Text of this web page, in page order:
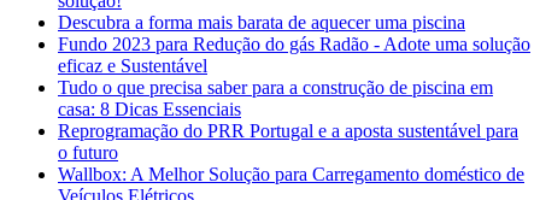
Descubra a forma mais barata de aquecer uma piscina
Fundo 2023 para Redução do gás Radão - Adote uma solução
eficaz e Sustentável
Tudo o que precisa saber para a construção de piscina em
casa: 8 Dicas Essenciais
Reprogramação do PRR Portugal e a aposta sustentável para
o futuro
Wallbox: A Melhor Solução para Carregamento doméstico de
Veículos Elétricos